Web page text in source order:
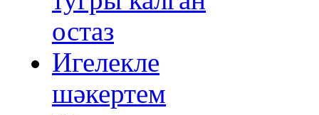
остаз
Игелекле
шәкертем